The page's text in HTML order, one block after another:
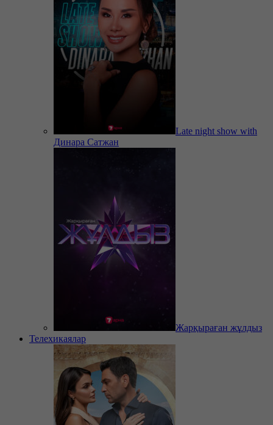
Late night show with
Динара Сатжан
Жарқыраған жұлдыз
Телехикаялар